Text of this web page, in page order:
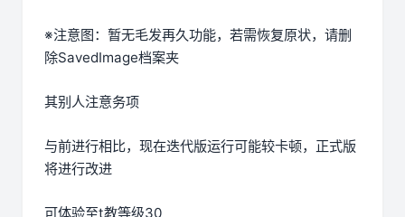
※注意图：暂无毛发再久功能，若需恢复原状，请删
除SavedImage档案夹
其别人注意务项
与前进行相比，现在迭代版运行可能较卡顿，正式版
将进行改进
可体验至t教等级30